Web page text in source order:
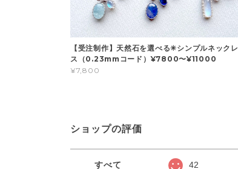
【受注制作】天然石を選べる✳︎シンプルネックレ
ス（0.23mmコード）¥7800〜¥11000
¥7,800
ショップの評価
すべて 42